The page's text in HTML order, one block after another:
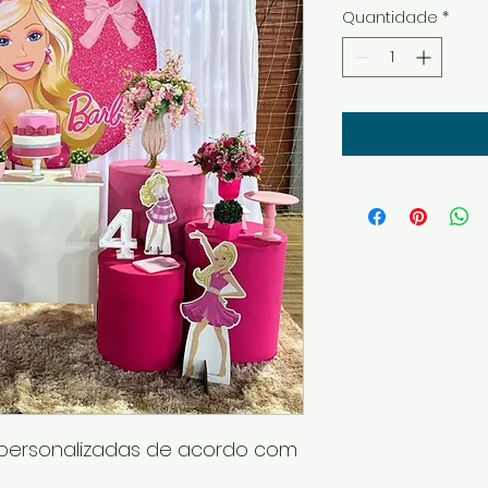
de acordo com
Quantidade *